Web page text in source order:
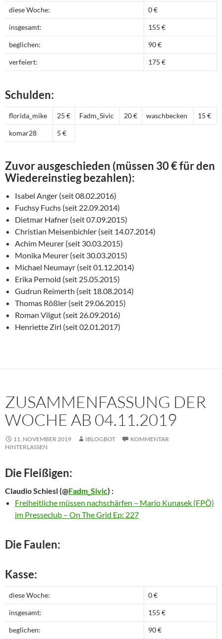
diese Woche: 0 €
insgesamt: 155 €
beglichen: 90 €
verfeiert: 175 €
Schulden:
florida_mike 25 € Fadm_Sivic 20 € waschbecken 15 €
komar28 5 €
Zuvor ausgeschieden (müssen 30 € für den
Wiedereinstieg bezahlen):
Isabel Anger (seit 08.02.2016)
Fuchsy Fuchs (seit 22.09.2014)
Dietmar Hafner (seit 07.09.2015)
Christian Meisenbichler (seit 14.07.2014)
Achim Meurer (seit 30.03.2015)
Monika Meurer (seit 30.03.2015)
Michael Neumayr (seit 01.12.2014)
Erika Pernold (seit 25.05.2015)
Gudrun Reimerth (seit 18.08.2014)
Thomas Rößler (seit 29.06.2015)
Roman Vilgut (seit 26.09.2016)
Henriette Zirl (seit 02.01.2017)
ZUSAMMENFASSUNG DER
WOCHE AB 04.11.2019
11. NOVEMBER 2019 IBLOGBOT
KOMMENTAR
HINTERLASSEN
Die Fleißigen:
Claudio Schiesl(@Fadm_Sivic) :
Freiheitliche müssen nachschärfen – Mario Kunasek (FPÖ)
im Presseclub – On The Grid Ep: 227
Die Faulen:
Kasse:
diese Woche: 0 €
insgesamt: 155 €
beglichen: 90 €